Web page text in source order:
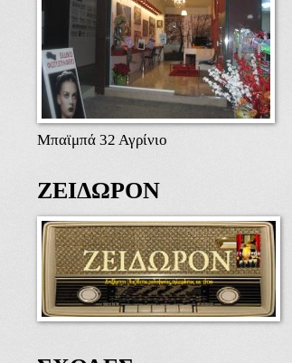
Μπαϊμπά 32 Αγρίνιο
ΖΕΙΔΩΡΟΝ